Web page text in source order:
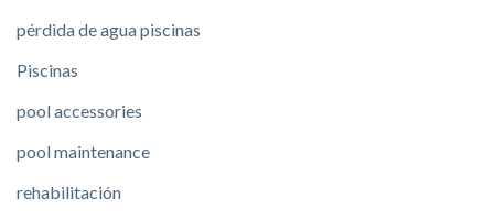
pérdida de agua piscinas
Piscinas
pool accessories
pool maintenance
rehabilitación